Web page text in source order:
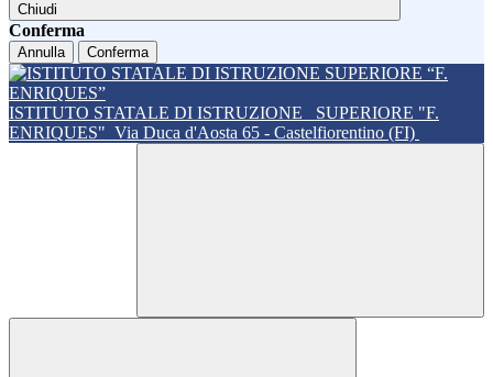
Chiudi
Conferma
Annulla Conferma
ISTITUTO STATALE DI ISTRUZIONE
SUPERIORE "F.
ENRIQUES" Via Duca d'Aosta 65 - Castelfiorentino (FI)